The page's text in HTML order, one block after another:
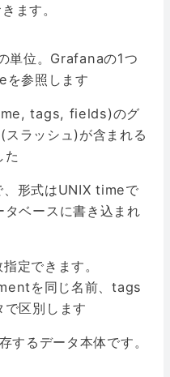
ます。
単位。Grafanaの1つ
を参照します
tags, fields)のグ
ラッシュ)が含まれる
た
形式はUNIX timeで
ベースに書き込まれ
定できます。
を同じ名前、tags
で区別します
るデータ本体です。